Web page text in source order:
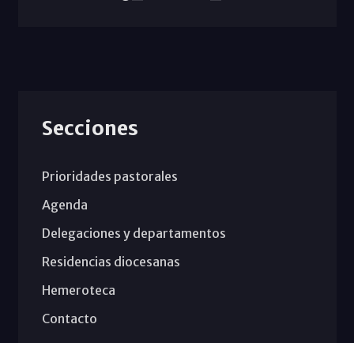
Secciones
Prioridades pastorales
Agenda
Delegaciones y departamentos
Residencias diocesanas
Hemeroteca
Contacto